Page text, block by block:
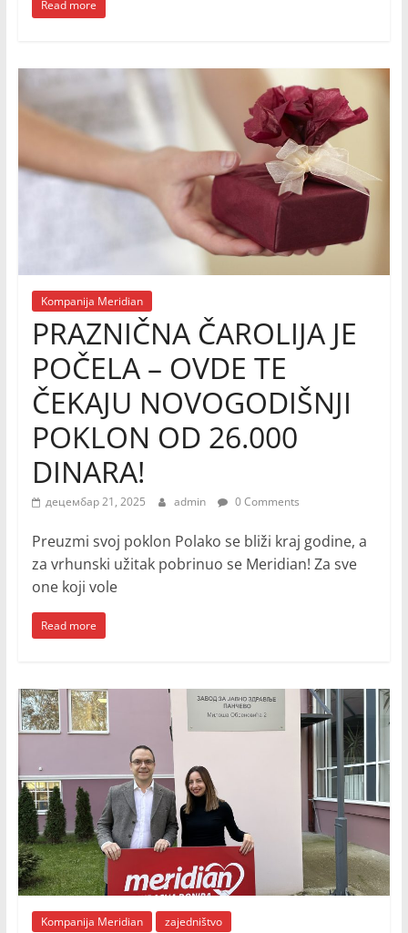
Read more
Kompanija Meridian
PRAZNIČNA ČAROLIJA JE
POČELA – OVDE TE
ČEKAJU NOVOGODIŠNJI
POKLON OD 26.000
DINARA!
децембар 21, 2025 admin 0 Comments
Preuzmi svoj poklon Polako se bliži kraj godine, a
za vrhunski užitak pobrinuo se Meridian! Za sve
one koji vole
Read more
Kompanija Meridian zajedništvo